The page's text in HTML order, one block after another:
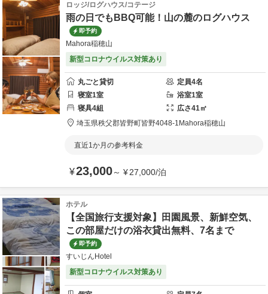
ロッジ/ログハウス/コテージ
雨の日でもBBQ可能！山の麓のログハウス
即予約
Mahora稲穂山
新型コロナウイルス対策あり
丸ごと貸切 定員4名
寝室1室 浴室1室
寝具4組 広さ41㎡
埼玉県秩父郡皆野町皆野4048-1 Mahora稲穂山
直近1か月の参考料金
¥23,000～ ¥27,000/泊
ホテル
【全国旅行支援対象】田園風景、新鮮空気、
この部屋だけの浴衣貸出無料、7名まで
即予約
すいじんHotel
新型コロナウイルス対策あり